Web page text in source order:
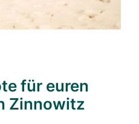
für euren
Zinnowitz